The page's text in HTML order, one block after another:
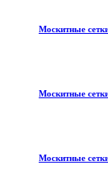
Москитные
Москитные
Москитные